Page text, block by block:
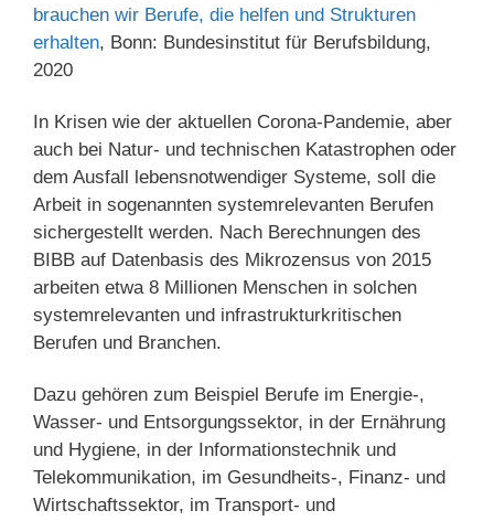
brauchen wir Berufe, die helfen und Strukturen
erhalten, Bonn: Bundesinstitut für Berufsbildung,
2020
In Krisen wie der aktuellen Corona-Pandemie, aber
auch bei Natur- und technischen Katastrophen oder
dem Ausfall lebensnotwendiger Systeme, soll die
Arbeit in sogenannten systemrelevanten Berufen
sichergestellt werden. Nach Berechnungen des
BIBB auf Datenbasis des Mikrozensus von 2015
arbeiten etwa 8 Millionen Menschen in solchen
systemrelevanten und infrastrukturkritischen
Berufen und Branchen.
Dazu gehören zum Beispiel Berufe im Energie-,
Wasser- und Entsorgungssektor, in der Ernährung
und Hygiene, in der Informationstechnik und
Telekommunikation, im Gesundheits-, Finanz- und
Wirtschaftssektor, im Transport- und